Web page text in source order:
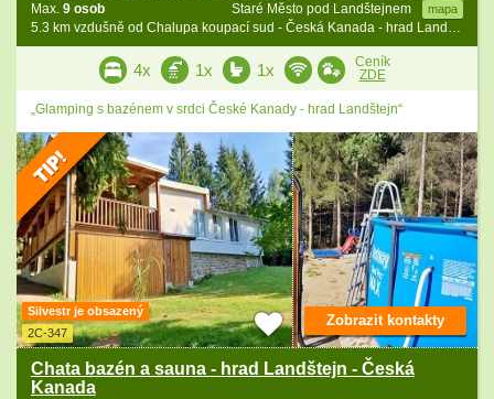
Staré Město pod Landštejnem mapa
Max. 9 osob
5.3 km vzdušně od Chalupa koupací sud - Česká Kanada - hrad Landštejn
4x 1x 1x
Ceník
ZDE
„Glamping s bazénem v srdci České Kanady - hrad Landštejn“
Silvestr je obsazený
2C-347
Chata bazén a sauna - hrad Landštejn - Česká
Kanada
Zobrazit kontakty